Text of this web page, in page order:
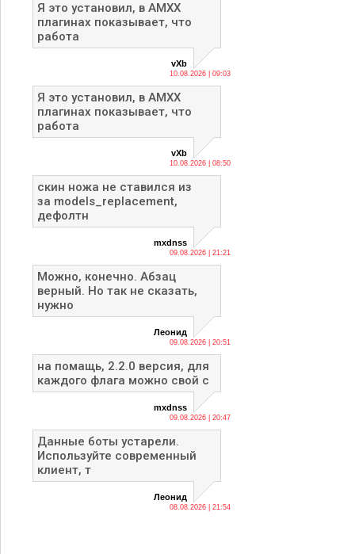
Я это установил, в AMXX
плагинах показывает, что
работа
vXb
10.08.2026 | 09:03
Я это установил, в AMXX
плагинах показывает, что
работа
vXb
10.08.2026 | 08:50
скин ножа не ставился из
за models_replacement,
дефолтн
mxdnss
09.08.2026 | 21:21
Можно, конечно. Абзац
верный. Но так не сказать,
нужно
Леонид
09.08.2026 | 20:51
на помащь, 2.2.0 версия, для
каждого флага можно свой с
mxdnss
09.08.2026 | 20:47
Данные боты устарели.
Используйте современный
клиент, т
Леонид
08.08.2026 | 21:54